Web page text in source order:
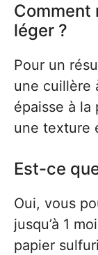
Comment
léger ?
Pour un
une cuillère
épaisse à la
une texture
Est-ce
Oui, vous
jusqu’à 1
papier